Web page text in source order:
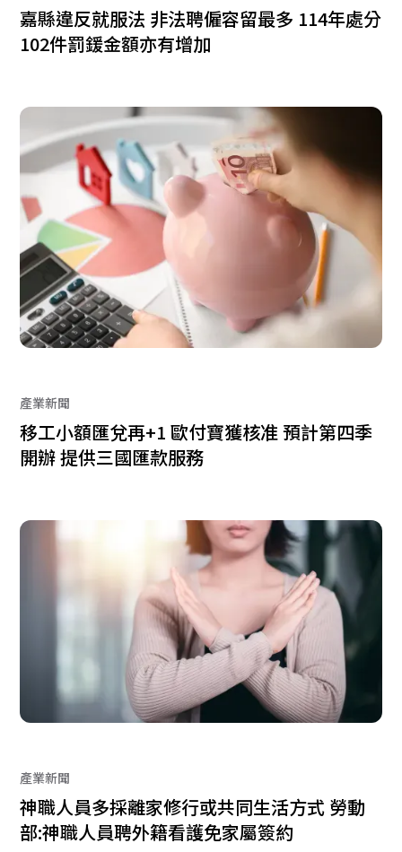
嘉縣違反就服法 非法聘僱容留最多 114年處分
102件罰鍰金額亦有增加
產業新聞
移工小額匯兌再+1 歐付寶獲核准 預計第四季
開辦 提供三國匯款服務
產業新聞
神職人員多採離家修行或共同生活方式 勞動
部:神職人員聘外籍看護免家屬簽約